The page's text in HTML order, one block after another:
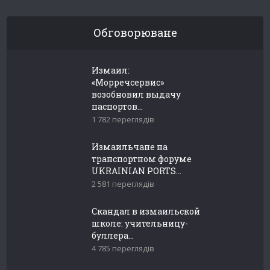
Обговорюване
Измаил:
«Морречсервис»
возобновил выдачу
паспортов...
1 782 переглядів
Измаильчане на
транспортном форуме
UKRAINIAN PORTS...
2 581 переглядів
Скандал в измаильской
школе: учительницу-
буллера...
4 785 переглядів